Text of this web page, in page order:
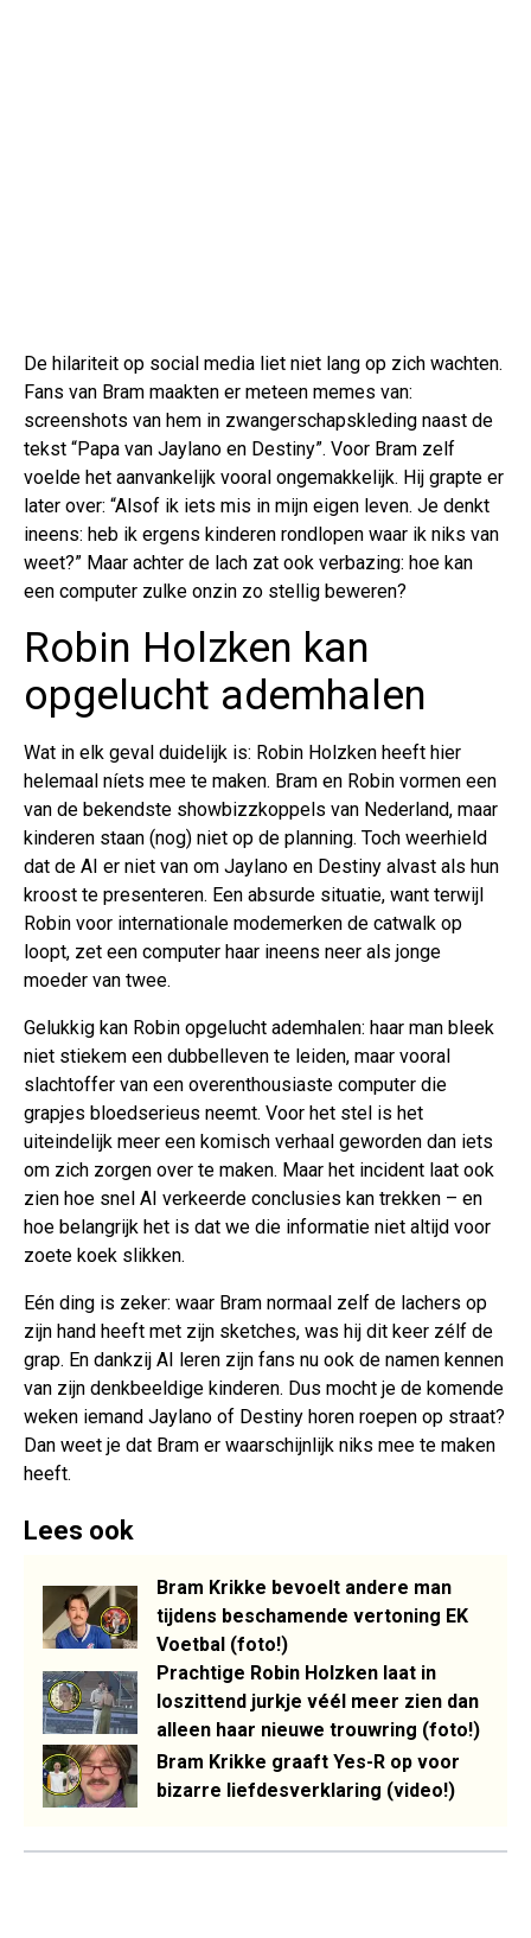
De hilariteit op social media liet niet lang op zich wachten.
Fans van Bram maakten er meteen memes van:
screenshots van hem in zwangerschapskleding naast de
tekst “Papa van Jaylano en Destiny”. Voor Bram zelf
voelde het aanvankelijk vooral ongemakkelijk. Hij grapte er
later over: “Alsof ik iets mis in mijn eigen leven. Je denkt
ineens: heb ik ergens kinderen rondlopen waar ik niks van
weet?” Maar achter de lach zat ook verbazing: hoe kan
een computer zulke onzin zo stellig beweren?
Robin Holzken kan
opgelucht ademhalen
Wat in elk geval duidelijk is: Robin Holzken heeft hier
helemaal níets mee te maken. Bram en Robin vormen een
van de bekendste showbizzkoppels van Nederland, maar
kinderen staan (nog) niet op de planning. Toch weerhield
dat de AI er niet van om Jaylano en Destiny alvast als hun
kroost te presenteren. Een absurde situatie, want terwijl
Robin voor internationale modemerken de catwalk op
loopt, zet een computer haar ineens neer als jonge
moeder van twee.
Gelukkig kan Robin opgelucht ademhalen: haar man bleek
niet stiekem een dubbelleven te leiden, maar vooral
slachtoffer van een overenthousiaste computer die
grapjes bloedserieus neemt. Voor het stel is het
uiteindelijk meer een komisch verhaal geworden dan iets
om zich zorgen over te maken. Maar het incident laat ook
zien hoe snel AI verkeerde conclusies kan trekken – en
hoe belangrijk het is dat we die informatie niet altijd voor
zoete koek slikken.
Eén ding is zeker: waar Bram normaal zelf de lachers op
zijn hand heeft met zijn sketches, was hij dit keer zélf de
grap. En dankzij AI leren zijn fans nu ook de namen kennen
van zijn denkbeeldige kinderen. Dus mocht je de komende
weken iemand Jaylano of Destiny horen roepen op straat?
Dan weet je dat Bram er waarschijnlijk niks mee te maken
heeft.
Lees ook
Bram Krikke bevoelt andere man
tijdens beschamende vertoning EK
Voetbal (foto!)
Prachtige Robin Holzken laat in
loszittend jurkje véél meer zien dan
alleen haar nieuwe trouwring (foto!)
Bram Krikke graaft Yes-R op voor
bizarre liefdesverklaring (video!)